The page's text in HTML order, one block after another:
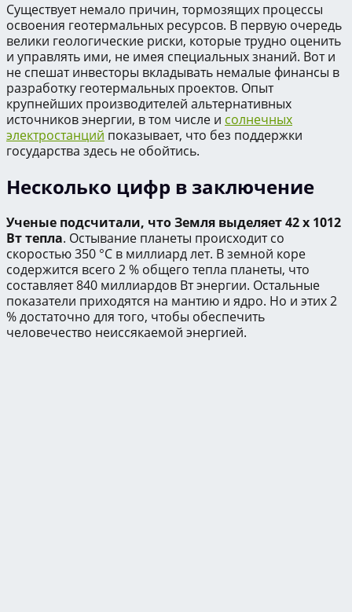
Существует немало причин, тормозящих процессы
освоения геотермальных ресурсов. В первую очередь
велики геологические риски, которые трудно оценить
и управлять ими, не имея специальных знаний. Вот и
не спешат инвесторы вкладывать немалые финансы в
разработку геотермальных проектов. Опыт
крупнейших производителей альтернативных
источников энергии, в том числе и солнечных
электростанций показывает, что без поддержки
государства здесь не обойтись.
Несколько цифр в заключение
Ученые подсчитали, что Земля выделяет 42 х 1012
Вт тепла. Остывание планеты происходит со
скоростью 350 °С в миллиард лет. В земной коре
содержится всего 2 % общего тепла планеты, что
составляет 840 миллиардов Вт энергии. Остальные
показатели приходятся на мантию и ядро. Но и этих 2
% достаточно для того, чтобы обеспечить
человечество неиссякаемой энергией.